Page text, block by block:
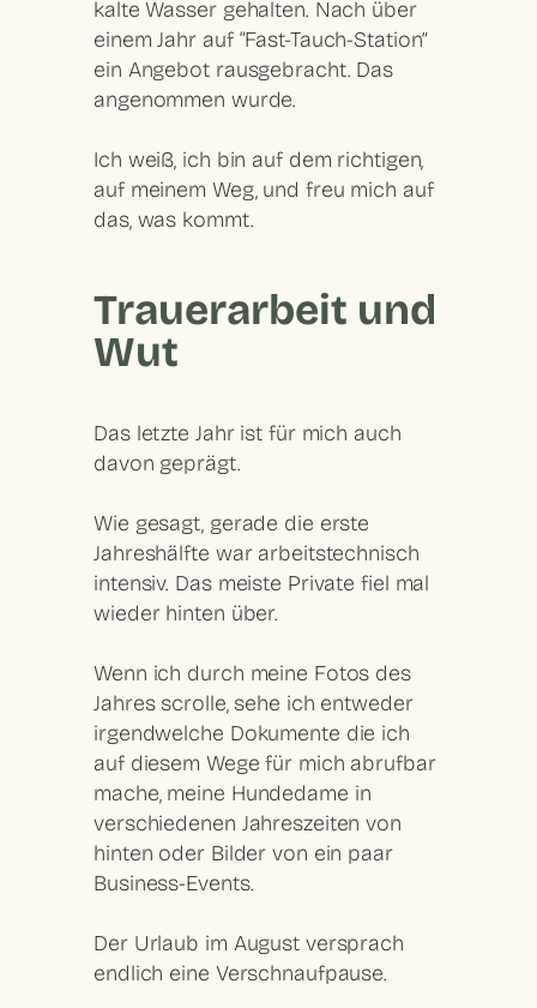
kalte Wasser gehalten. Nach über
einem Jahr auf “Fast-Tauch-Station”
ein Angebot rausgebracht. Das
angenommen wurde.
Ich weiß, ich bin auf dem richtigen,
auf meinem Weg, und freu mich auf
das, was kommt.
Trauerarbeit und
Wut
Das letzte Jahr ist für mich auch
davon geprägt.
Wie gesagt, gerade die erste
Jahreshälfte war arbeitstechnisch
intensiv. Das meiste Private fiel mal
wieder hinten über.
Wenn ich durch meine Fotos des
Jahres scrolle, sehe ich entweder
irgendwelche Dokumente die ich
auf diesem Wege für mich abrufbar
mache, meine Hundedame in
verschiedenen Jahreszeiten von
hinten oder Bilder von ein paar
Business-Events.
Der Urlaub im August versprach
endlich eine Verschnaufpause.